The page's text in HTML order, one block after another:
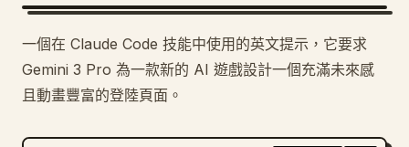
提示詞
一個在 Claude Code 技能中使用的英文提示，它要求
Gemini 3 Pro 為一款新的 AI 遊戲設計一個充滿未來感
且動畫豐富的登陸頁面。